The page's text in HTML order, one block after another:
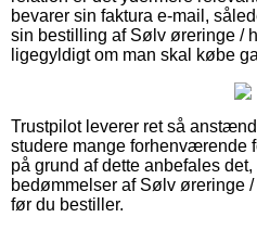
bevarer sin faktura e-mail,
sin bestilling af Sølv øreringe /
ligegyldigt om man skal købe
Trustpilot leverer ret så
studere mange forhenværende
på grund af dette anbefales
bedømmelser af Sølv øreringe
før du bestiller.